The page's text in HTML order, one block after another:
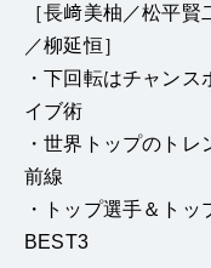
［長﨑美柚／松平
／柳延恒］
・下回転はチャン
イブ術
・世界トップのト
前線
・トップ選手＆ト
BEST3